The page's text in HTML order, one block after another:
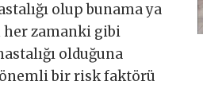
olup bunama ya
her zamanki gibi
olduğuna
önemli bir risk faktörü